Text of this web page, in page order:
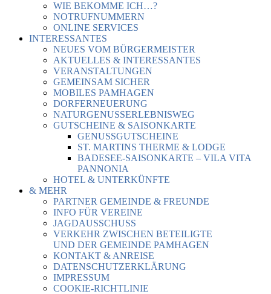
WIE BEKOMME ICH…?
NOTRUFNUMMERN
ONLINE SERVICES
INTERESSANTES
NEUES VOM BÜRGERMEISTER
AKTUELLES & INTERESSANTES
VERANSTALTUNGEN
GEMEINSAM SICHER
MOBILES PAMHAGEN
DORFERNEUERUNG
NATURGENUSSERLEBNISWEG
GUTSCHEINE & SAISONKARTE
GENUSSGUTSCHEINE
ST. MARTINS THERME & LODGE
BADESEE-SAISONKARTE – VILA VITA
PANNONIA
HOTEL & UNTERKÜNFTE
& MEHR
PARTNER GEMEINDE & FREUNDE
INFO FÜR VEREINE
JAGDAUSSCHUSS
VERKEHR ZWISCHEN BETEILIGTE
UND DER GEMEINDE PAMHAGEN
KONTAKT & ANREISE
DATENSCHUTZERKLÄRUNG
IMPRESSUM
COOKIE-RICHTLINIE